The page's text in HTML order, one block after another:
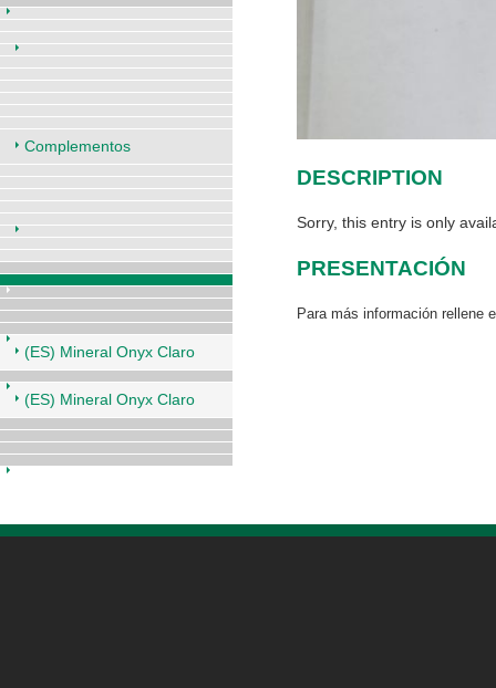
DESCRIPTION
Sorry, this entry is only
PRESENTACIÓN
Para más información rellene
Complementos
(ES) Mineral Onyx Claro
(ES) Mineral Onyx Claro